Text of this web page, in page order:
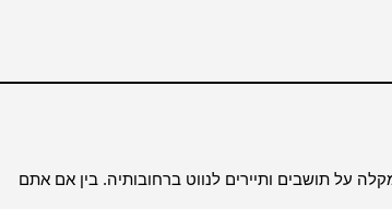
על תושבים ותיירים לנווט ברחובותיה. בין אם אתם